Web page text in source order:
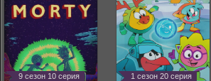
9 сезон 10 серия 1 сезон 20 серия